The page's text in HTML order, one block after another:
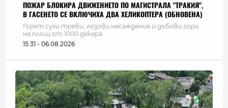
ПОЖАР БЛОКИРА ДВИЖЕНИЕТО ПО МАГИСТРАЛА "ТРАКИЯ",
В ГАСЕНЕТО СЕ ВКЛЮЧИХА ДВА ХЕЛИКОПТЕРА (ОБНОВЕНА)
Горят сухи треви, лозови насаждения и дъбови гори
на площ от 1000 декара
15:31 - 06.08.2026